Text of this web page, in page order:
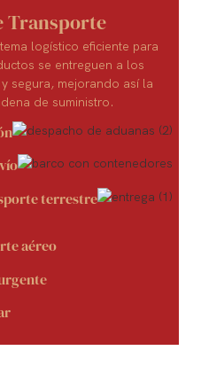
Transporte
logístico eficiente para
se entreguen a los
segura, mejorando así la
de suministro.
terrestre
aéreo